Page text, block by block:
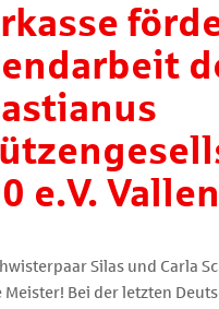
e.V.
Silas und Carla
Meister! Bei der letzten